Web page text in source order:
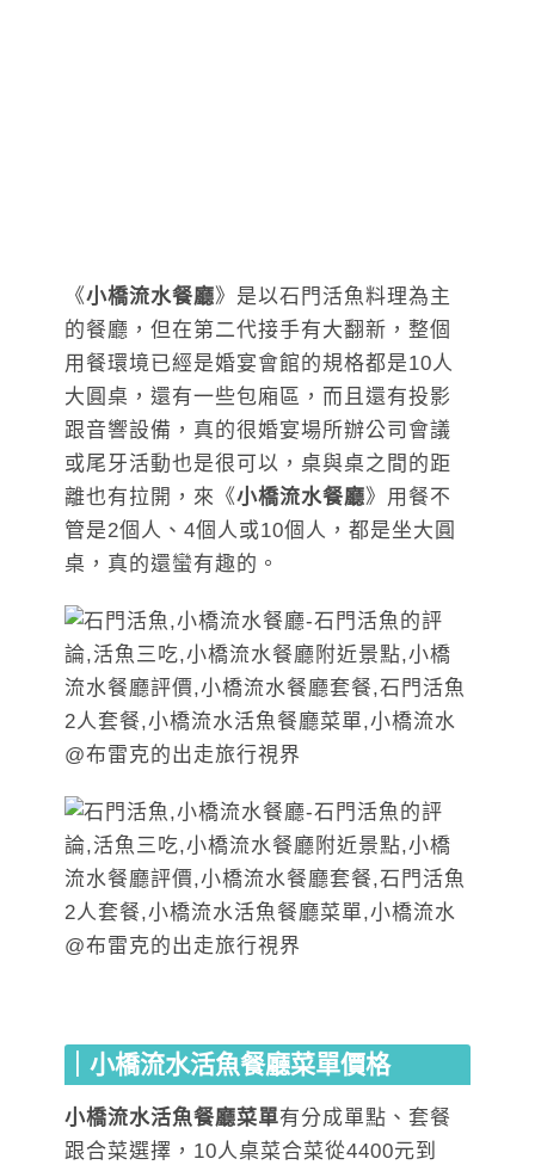
《小橋流水餐廳》是以石門活魚料理為主
的餐廳，但在第二代接手有大翻新，整個
用餐環境已經是婚宴會館的規格都是10人
大圓桌，還有一些包廂區，而且還有投影
跟音響設備，真的很婚宴場所辦公司會議
或尾牙活動也是很可以，桌與桌之間的距
離也有拉開，來《小橋流水餐廳》用餐不
管是2個人、4個人或10個人，都是坐大圓
桌，真的還蠻有趣的。
｜小橋流水活魚餐廳菜單價格
小橋流水活魚餐廳菜單有分成單點、套餐
跟合菜選擇，10人桌菜合菜從4400元到